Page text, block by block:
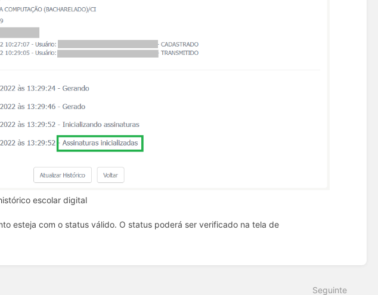
escolar digital
esteja com o status válido. O status poderá ser verificado na tela de
Seguinte